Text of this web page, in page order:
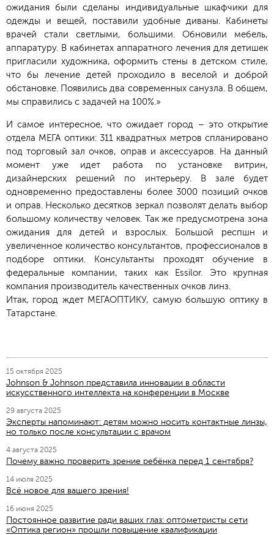
ожидания были сделаны индивидуальные шкафчики для
одежды и вещей, поставили удобные диваны. Кабинеты
врачей стали светлыми, большими. Обновили мебель,
аппаратуру. В кабинетах аппаратного лечения для детишек
пригласили художника, оформить стены в детском стиле,
что бы лечение детей проходило в веселой и доброй
обстановке. Появились два современных санузла. В общем,
мы справились с задачей на 100%.»
И самое интересное, что ожидает город – это открытие
отдела МЕГА оптики: 311 квадратных метров спланировано
под торговый зал очков, оправ и аксессуаров. На данный
момент уже идет работа по установке витрин,
дизайнерских решений по интерьеру. В зале будет
одновременно предоставлены более 3000 позиций очков
и оправ. Несколько десятков зеркал позволят делать выбор
большому количеству человек. Так же предусмотрена зона
ожидания для детей и взрослых. Большой респшн и
увеличенное количество консультантов, профессионалов в
подборе оптики. Консультанты проходят обучение в
федеральные компании, таких как Essilor. Это крупная
компания производитель качественных очков линз.
Итак, город ждет МЕГАОПТИКУ, самую большую оптику в
Татарстане.
15 октября 2025
Johnson & Johnson представила инновации в области
искусственного интеллекта на конференции в Москве
29 августа 2025
Эксперты напоминают: детям можно носить контактные линзы,
но только после консультации с врачом
4 августа 2025
Почему важно проверить зрение ребёнка перед 1 сентября?
14 июля 2025
Всё новое для вашего зрения!
16 июня 2025
Постоянное развитие ради ваших глаз: оптометристы сети
«Оптика регион» прошли повышение квалификации